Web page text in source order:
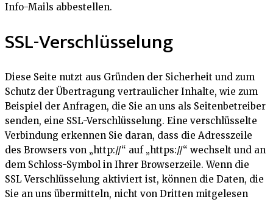
Info-Mails abbestellen.
SSL-Verschlüsselung
Diese Seite nutzt aus Gründen der Sicherheit und zum
Schutz der Übertragung vertraulicher Inhalte, wie zum
Beispiel der Anfragen, die Sie an uns als Seitenbetreiber
senden, eine SSL-Verschlüsselung. Eine verschlüsselte
Verbindung erkennen Sie daran, dass die Adresszeile
des Browsers von „http://“ auf „https://“ wechselt und an
dem Schloss-Symbol in Ihrer Browserzeile. Wenn die
SSL Verschlüsselung aktiviert ist, können die Daten, die
Sie an uns übermitteln, nicht von Dritten mitgelesen